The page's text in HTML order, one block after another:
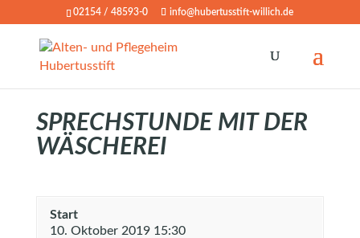
02154 / 48593-0 info@hubertusstift-willich.de
SPRECHSTUNDE MIT DER
WÄSCHEREI
Start
10. Oktober 2019 15:30